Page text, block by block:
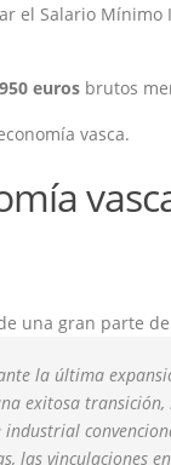
el Salario Mínimo
950 euros brutos
vasca.
una gran parte
la última
exitosa transición,
industrial
las vinculaciones